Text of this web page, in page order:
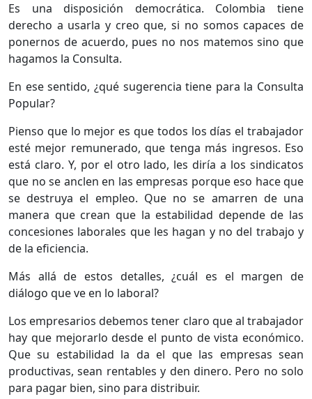
Es una disposición democrática. Colombia tiene
derecho a usarla y creo que, si no somos capaces de
ponernos de acuerdo, pues no nos matemos sino que
hagamos la Consulta.
En ese sentido, ¿qué sugerencia tiene para la Consulta
Popular?
Pienso que lo mejor es que todos los días el trabajador
esté mejor remunerado, que tenga más ingresos. Eso
está claro. Y, por el otro lado, les diría a los sindicatos
que no se anclen en las empresas porque eso hace que
se destruya el empleo. Que no se amarren de una
manera que crean que la estabilidad depende de las
concesiones laborales que les hagan y no del trabajo y
de la eficiencia.
Más allá de estos detalles, ¿cuál es el margen de
diálogo que ve en lo laboral?
Los empresarios debemos tener claro que al trabajador
hay que mejorarlo desde el punto de vista económico.
Que su estabilidad la da el que las empresas sean
productivas, sean rentables y den dinero. Pero no solo
para pagar bien, sino para distribuir.